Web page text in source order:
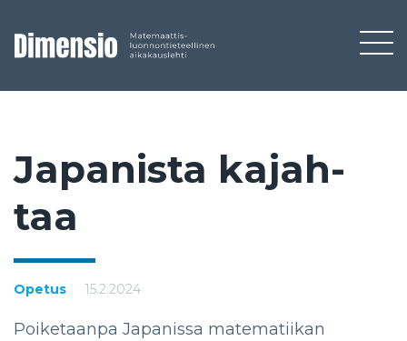
Ja­pa­nis­ta ka­jah­
taa
Opetus 15.2.2024
Poiketaanpa Japanissa matematiikan